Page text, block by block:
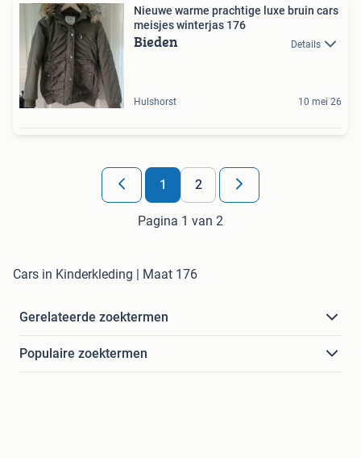
Nieuwe warme prachtige luxe bruin cars
meisjes winterjas 176
Bieden Details
Hulshorst 10 mei 26
1 2
Pagina 1 van 2
Cars in Kinderkleding | Maat 176
Gerelateerde zoektermen
Populaire zoektermen